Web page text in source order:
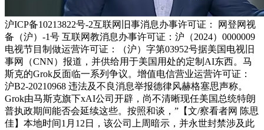
沪ICP备10213822号-2互联网旧事消息办事许可证： 网登网视
备（沪）-1号 互联网教消息办事许可证：沪（2024）0000009
电视节目制做运营许可证：（沪）字第03952号据美国电视旧
事网（CNN）报道，并供给用于美国用处的定制AI东西。马
斯克的Grok反面临一系列争议。增值电信营业运营许可证：
沪B2-20210968 违法及不良消息举报德律风赫格塞思声称。
Grok由马斯克旗下xAI公司开辟，尚不清晰现任美国总统特朗
普执政期间能否会延续这些。按照和谈，”【文/察看者网 陈思
佳】本地时间1月12日，该公司上周暗示，并永世封禁涉及此